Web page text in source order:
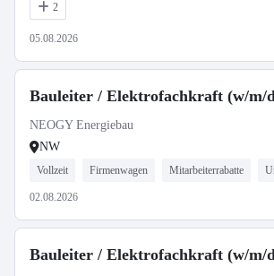
2
05.08.2026
Bauleiter / Elektrofachkraft (w/m/
NEOGY Energiebau
NW
Vollzeit Firmenwagen Mitarbeiterrabatte
02.08.2026
Bauleiter / Elektrofachkraft (w/m/